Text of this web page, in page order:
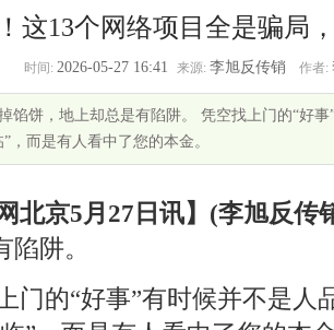
这13个网络项目全是骗局
时间: 2026-05-27 16:41 来源: 李旭反传销 作者:
馅饼，地上却总是有陷阱。 凭空找上门的“好
，而是有人看中了您的本金。
北京5月27日讯】(李旭反传
阱。
门的“好事”有时候并不是人